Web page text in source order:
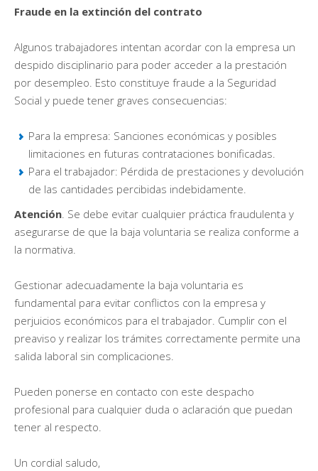
Fraude en la extinción del contrato
Algunos trabajadores intentan acordar con la empresa un
despido disciplinario para poder acceder a la prestación
por desempleo. Esto constituye fraude a la Seguridad
Social y puede tener graves consecuencias:
Para la empresa: Sanciones económicas y posibles
limitaciones en futuras contrataciones bonificadas.
Para el trabajador: Pérdida de prestaciones y devolución
de las cantidades percibidas indebidamente.
Atención. Se debe evitar cualquier práctica fraudulenta y
asegurarse de que la baja voluntaria se realiza conforme a
la normativa.
Gestionar adecuadamente la baja voluntaria es
fundamental para evitar conflictos con la empresa y
perjuicios económicos para el trabajador. Cumplir con el
preaviso y realizar los trámites correctamente permite una
salida laboral sin complicaciones.
Pueden ponerse en contacto con este despacho
profesional para cualquier duda o aclaración que puedan
tener al respecto.
Un cordial saludo,